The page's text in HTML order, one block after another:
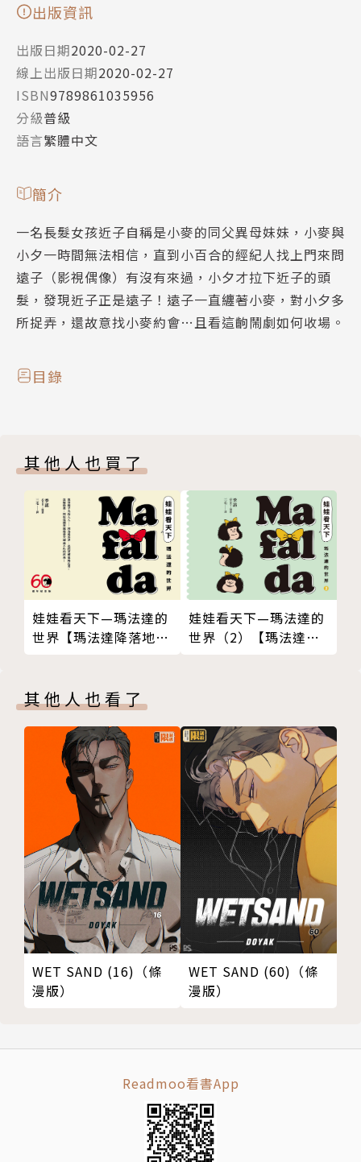
出版資訊
出版日期2020-02-27
線上出版日期2020-02-27
ISBN9789861035956
分級普級
語言繁體中文
簡介
一名長髮女孩近子自稱是小麥的同父異母妹妹，小麥與
小夕一時間無法相信，直到小百合的經紀人找上門來問
遠子（影視偶像）有沒有來過，小夕才拉下近子的頭
髮，發現近子正是遠子！遠子一直纏著小麥，對小夕多
所捉弄，還故意找小麥約會…且看這齣鬧劇如何收場。
目錄
其他人也買了
娃娃看天下—瑪法達的
世界【瑪法達降落地球
娃娃看天下—瑪法達的
世界（2）【瑪法達降
其他人也看了
WET SAND (16)（條
漫版）
WET SAND (60)（條
漫版）
Readmoo看書App